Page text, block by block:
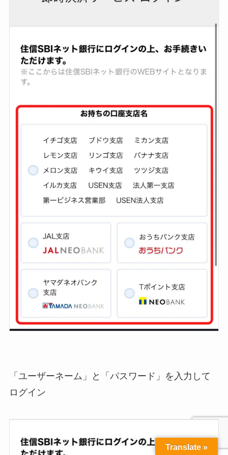
「ユーザーネーム」と「パスワード」を入力して
ログイン
Translate »